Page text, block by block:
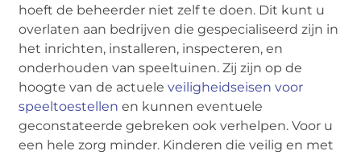
hoeft de beheerder niet zelf te doen. Dit kunt u
overlaten aan bedrijven die gespecialiseerd zijn in
het inrichten, installeren, inspecteren, en
onderhouden van speeltuinen. Zij zijn op de
hoogte van de actueleveiligheidseisen voor
speeltoestellen en kunnen eventuele
geconstateerde gebreken ook verhelpen. Voor u
een hele zorg minder. Kinderen die veilig en met